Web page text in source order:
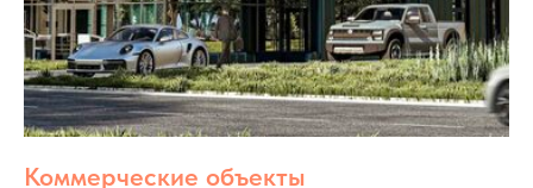
Коммерческие объекты